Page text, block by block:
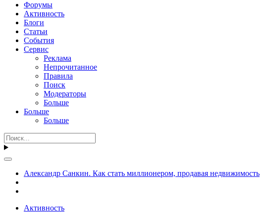
Форумы
Активность
Блоги
Статьи
События
Сервис
Реклама
Непрочитанное
Правила
Поиск
Модераторы
Больше
Больше
Больше
Александр Санкин. Как стать миллионером, продавая недвижимость
Активность